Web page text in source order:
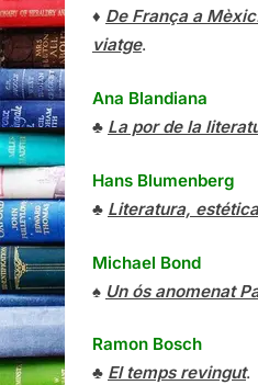
♦ De França a
viatge.
Ana Blandiana
♣ La por de la
Hans Blumenberg
♣ Literatura,
Michael Bond
♠ Un ós anomenat
Ramon Bosch
♣ El temps revingut.